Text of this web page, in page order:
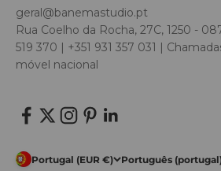
geral@banemastudio.pt
Rua Coelho da Rocha, 27C, 1250 -
519 370 | +351 931 357 031 |
móvel nacional
Portugal (EUR €) Português